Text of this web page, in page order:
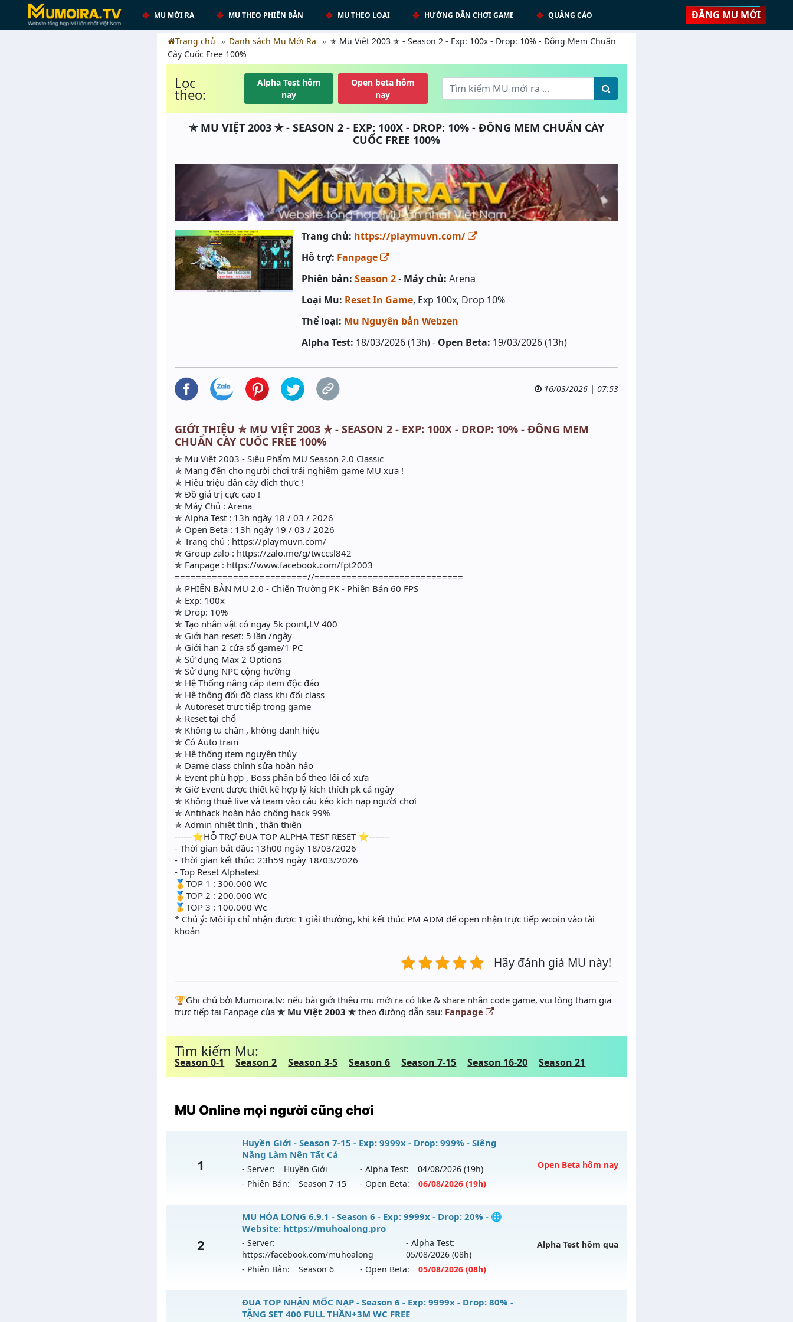
MU MỚI RA MU THEO PHIÊN BẢN MU THEO LOẠI HƯỚNG DẪN CHƠI GAME QUẢNG CÁO ĐĂNG MU MỚI
Trang chủ Danh sách Mu Mới Ra
✯ Mu Việt 2003 ✯ - Season 2 - Exp: 100x - Drop: 10% - Đông Mem Chuẩn
Cày Cuốc Free 100%
Lọc
theo:
Alpha Test hôm
nay
Open beta hôm
nay
✯ MU VIỆT 2003 ✯ - SEASON 2 - EXP: 100X - DROP: 10% - ĐÔNG MEM CHUẨN CÀY
CUỐC FREE 100%
Trang chủ: https://playmuvn.com/
Hỗ trợ: Fanpage
Phiên bản: Season 2- Máy chủ: Arena
Loại Mu: Reset In Game, Exp 100x, Drop 10%
Thể loại: Mu Nguyên bản Webzen
Alpha Test: 18/03/2026 (13h) - Open Beta: 19/03/2026 (13h)
16/03/2026 | 07:53
GIỚI THIỆU ✯ MU VIỆT 2003 ✯ - SEASON 2 - EXP: 100X - DROP: 10% - ĐÔNG MEM
CHUẨN CÀY CUỐC FREE 100%
✯ Mu Việt 2003 - Siêu Phẩm MU Season 2.0 Classic
✯ Mang đến cho người chơi trải nghiệm game MU xưa !
✯ Hiệu triệu dân cày đích thực !
✯ Đồ giá trị cực cao !
✯ Máy Chủ : Arena
✯ Alpha Test : 13h ngày 18 / 03 / 2026
✯ Open Beta : 13h ngày 19 / 03 / 2026
✯ Trang chủ : https://playmuvn.com/
✯ Group zalo : https://zalo.me/g/twccsl842
✯ Fanpage : https://www.facebook.com/fpt2003
=========================//============================
✯ PHIÊN BẢN MU 2.0 - Chiến Trường PK - Phiên Bản 60 FPS
✯ Exp: 100x
✯ Drop: 10%
✯ Tạo nhân vật có ngay 5k point,LV 400
✯ Giới hạn reset: 5 lần /ngày
✯ Giới hạn 2 cửa sổ game/1 PC
✯ Sử dụng Max 2 Options
✯ Sử dụng NPC cộng hưỡng
✯ Hệ Thống nâng cấp item độc đáo
✯ Hệ thông đổi đồ class khi đổi class
✯ Autoreset trực tiếp trong game
✯ Reset tại chổ
✯ Không tu chân , không danh hiệu
✯ Có Auto train
✯ Hệ thống item nguyên thủy
✯ Dame class chỉnh sửa hoàn hảo
✯ Event phù hợp , Boss phân bổ theo lối cổ xưa
✯ Giờ Event được thiết kế hợp lý kích thích pk cả ngày
✯ Không thuê live và team vào câu kéo kích nạp người chơi
✯ Antihack hoàn hảo chống hack 99%
✯ Admin nhiệt tình , thân thiện
------⭐HỖ TRỢ ĐUA TOP ALPHA TEST RESET ⭐-------
- Thời gian bắt đầu: 13h00 ngày 18/03/2026
- Thời gian kết thúc: 23h59 ngày 18/03/2026
- Top Reset Alphatest
🥇TOP 1 : 300.000 Wc
🥇TOP 2 : 200.000 Wc
🥇TOP 3 : 100.000 Wc
* Chú ý: Mỗi ip chỉ nhận được 1 giải thưởng, khi kết thúc PM ADM để open nhận trực tiếp wcoin vào tài
khoản
Hãy đánh giá MU này!
️🏆Ghi chú bởi Mumoira.tv: nếu bài giới thiệu mu mới ra có like & share nhận code game, vui lòng tham gia
trực tiếp tại Fanpage của✯ Mu Việt 2003 ✯ theo đường dẫn sau: Fanpage
Tìm kiếm Mu:
Season 0-1 Season 2 Season 3-5 Season 6 Season 7-15 Season 16-20 Season 21
MU Online mọi người cũng chơi
1
Huyền Giới - Season 7-15 - Exp: 9999x - Drop: 999% - Siêng
Năng Làm Nên Tất Cả
- Server: Huyền Giới - Alpha Test: 04/08/2026 (19h)
- Phiên Bản:
Season 7-15 - Open Beta: 06/08/2026 (19h)
Open Beta hôm nay
Huyền Giới - Siêng Năng Làm Nên Tất Cả
Mu mới ra tháng 08 2026 - Mở máy chủ
Huyền Giới
vào 19h ngày 06/08/2626
Exp: 9999x - Drop: 999%
Thể loại: Mu Custom thêm đồ mới
2
MU HỎA LONG 6.9.1 - Season 6 - Exp: 9999x - Drop: 20% - 🌐
Website: https://muhoalong.pro
- Server:
https://facebook.com/muhoalong
- Alpha Test:
05/08/2026 (08h)
- Phiên Bản:
Season 6 - Open Beta: 05/08/2026 (08h)
Alpha Test hôm qua
MU HỎA LONG 6.9.1 - 🌐 Website: https://muhoalong.pro
ĐUA TOP NHẬN MỐC NẠP - Season 6 - Exp: 9999x - Drop: 80% -
TẶNG SET 400 FULL THẦN+3M WC FREE